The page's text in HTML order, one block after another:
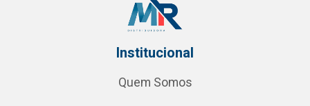
Institucional
Quem Somos